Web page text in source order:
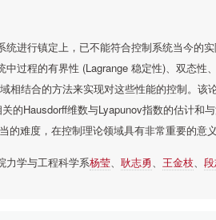
进行镇定上，已不能符合控制系统当今的
过程的有界性 (Lagrange 稳定性)、双态性
相结合的方法来实现对这些性能的控制。该
的Hausdorff维数与Lyapunov指数的估计和
难度，在控制理论领域具有非常重要的意义
力学与工程科学系杨莹、 耿志勇、 王金枝、